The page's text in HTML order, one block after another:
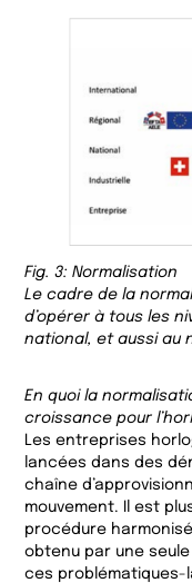
Fig.3: Normalisation
Le cadre de la
d’opérer à tous les
national, et aussi au
En quoi la
croissance pour
Les entreprises
lancées dans des
chaîne
mouvement. Il est
procédure
obtenu par une
ces problématiques-